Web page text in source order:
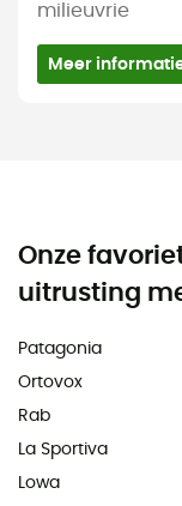
milieuvrie
Meer
Onze
uitrusting
Patagonia
Ortovox
Rab
La Sportiva
Lowa